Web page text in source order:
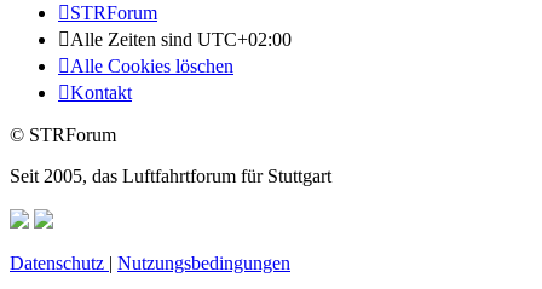
STRForum
Alle Zeiten sind UTC+02:00
Alle Cookies löschen
Kontakt
© STRForum
Seit 2005, das Luftfahrtforum für Stuttgart
Datenschutz | Nutzungsbedingungen